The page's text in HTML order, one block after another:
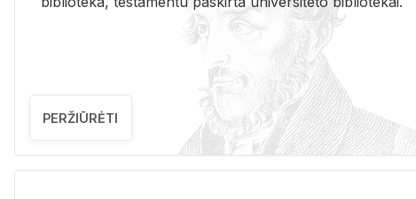
PERŽIŪRĖTI